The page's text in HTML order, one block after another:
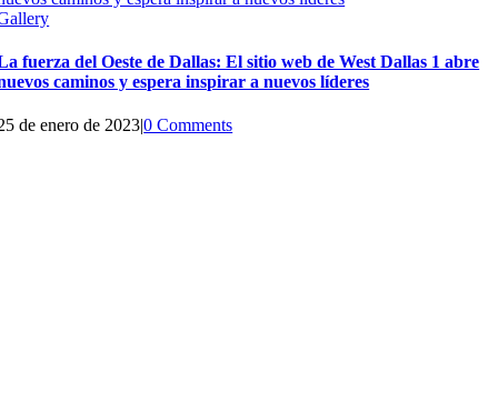
fuerza del Oeste de Dallas: El sitio web de West Dallas 1 abre
caminos y espera inspirar a nuevos líderes
de enero de 2023|0 Comments